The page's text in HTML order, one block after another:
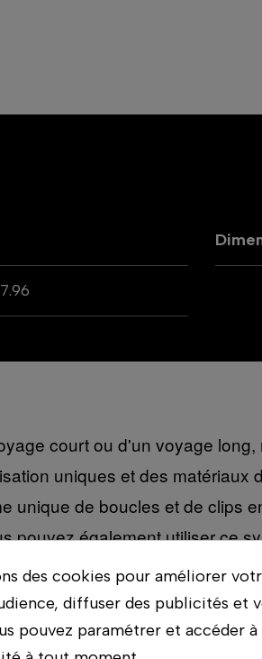
court ou d'un voyage
uniques et des matériaux
unique de boucles et de clips
pouvez également utiliser ce
Nous avons également
de transport quotidien.
des cookies pour améliorer
diffuser des publicités et
pouvez paramétrer et accéder